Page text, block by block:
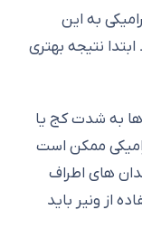
به این
نتیجه بهتری
ها به شدت کج یا
ممکن است
های اطراف
از ونیر باید